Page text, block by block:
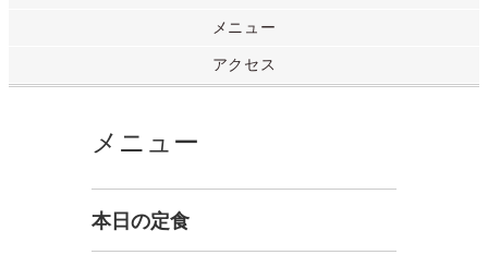
メニュー
アクセス
メニュー
本日の定食